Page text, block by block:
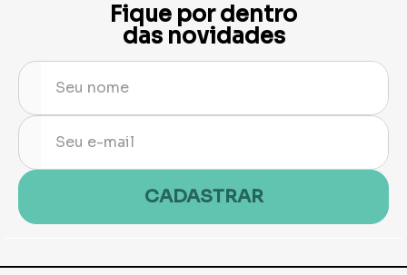
Fique por dentro
das novidades
CADASTRAR